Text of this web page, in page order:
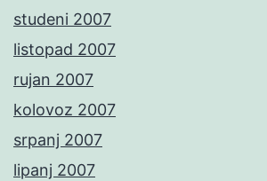
studeni 2007
listopad 2007
rujan 2007
kolovoz 2007
srpanj 2007
lipanj 2007